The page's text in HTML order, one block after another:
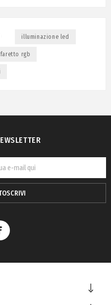
illuminazione led
faretto rgb